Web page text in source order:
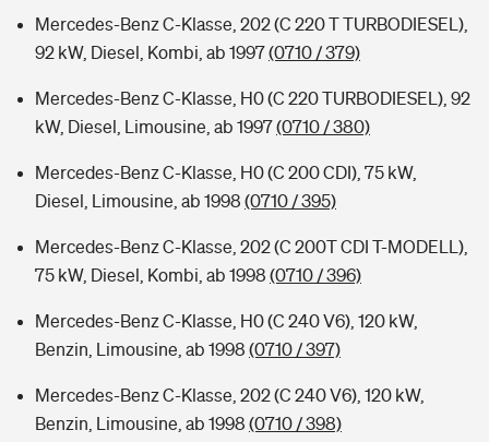
Mercedes-Benz C-Klasse, 202 (C 220 T TURBODIESEL),
92 kW, Diesel, Kombi, ab 1997(0710 / 379)
Mercedes-Benz C-Klasse, H0 (C 220 TURBODIESEL), 92
kW, Diesel, Limousine, ab 1997(0710 / 380)
Mercedes-Benz C-Klasse, H0 (C 200 CDI), 75 kW,
Diesel, Limousine, ab 1998 (0710 / 395)
Mercedes-Benz C-Klasse, 202 (C 200T CDI T-MODELL),
75 kW, Diesel, Kombi, ab 1998 (0710 / 396)
Mercedes-Benz C-Klasse, H0 (C 240 V6), 120 kW,
Benzin, Limousine, ab 1998 (0710 / 397)
Mercedes-Benz C-Klasse, 202 (C 240 V6), 120 kW,
Benzin, Limousine, ab 1998 (0710 / 398)